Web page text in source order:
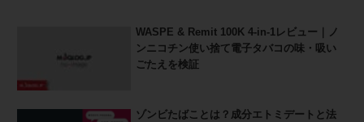
WASPE & Remit 100K 4-in-1レビュー｜ノ
ンニコチン使い捨て電子タバコの味・吸い
ごたえを検証
ゾンビたばことは？成分エトミデートと法